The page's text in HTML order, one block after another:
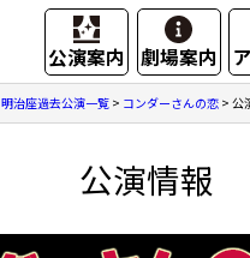
公演案内 劇場案内
明治座過去公演一覧 > コンダーさんの恋 > 公
公演情報